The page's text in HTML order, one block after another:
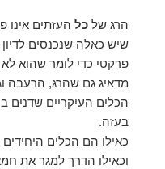
הרג של כל העזתים אינו
שיש כאלה שנכנסים
פרקטי כדי לומר שהוא לא
מדאיג גם שהרג, הרעבה
הכלים העיקריים שדנים
בעזה.
כאילו הם הכלים היחידים
וכאילו הדרך למגר את